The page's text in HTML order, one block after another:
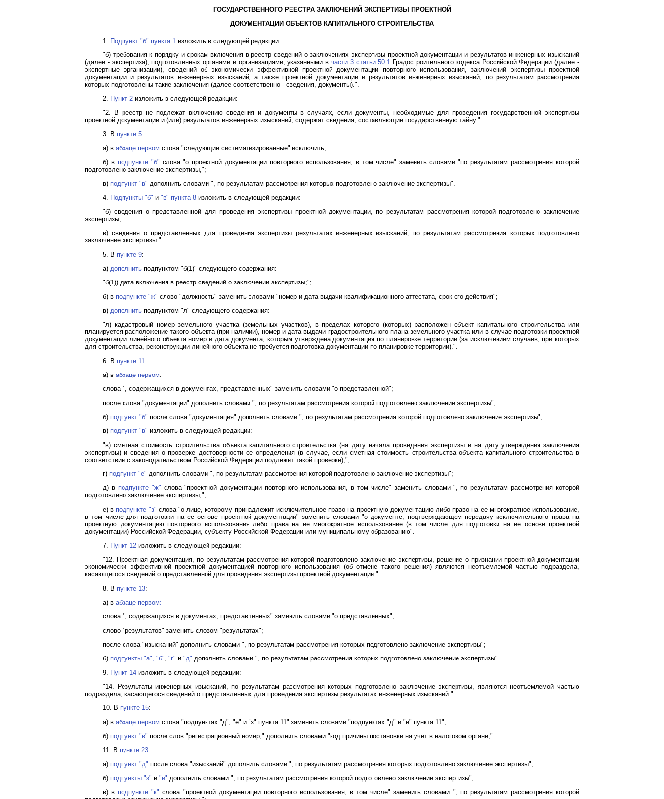
ГОСУДАРСТВЕННОГО РЕЕСТРА ЗАКЛЮЧЕНИЙ ЭКСПЕРТИЗЫ ПРОЕКТНОЙ
ДОКУМЕНТАЦИИ ОБЪЕКТОВ КАПИТАЛЬНОГО СТРОИТЕЛЬСТВА
1. Подпункт "б" пункта 1 изложить в следующей редакции:
"б) требования к порядку и срокам включения в реестр сведений о заключениях экспертизы проектной документации и результатов инженерных изысканий
(далее - экспертиза), подготовленных органами и организациями, указанными в части 3 статьи 50.1 Градостроительного кодекса Российской Федерации (далее -
экспертные организации), сведений об экономически эффективной проектной документации повторного использования, заключений экспертизы проектной
документации и результатов инженерных изысканий, а также проектной документации и результатов инженерных изысканий, по результатам рассмотрения
которых подготовлены такие заключения (далее соответственно - сведения, документы).".
2.
Пункт 2 изложить в следующей редакции:
"2. В реестр не подлежат включению сведения и документы в случаях, если документы, необходимые для проведения государственной экспертизы
проектной документации и (или) результатов инженерных изысканий, содержат сведения, составляющие государственную тайну.".
3. В пункте 5:
а) в абзаце первом слова "следующие систематизированные" исключить;
б) в подпункте "б" слова "о проектной документации повторного использования, в том числе" заменить словами "по результатам рассмотрения которой
подготовлено заключение экспертизы,";
в) подпункт "в" дополнить словами ", по результатам рассмотрения которых подготовлено заключение экспертизы".
4. Подпункты "б" и "в" пункта 8 изложить в следующей редакции:
"б) сведения о представленной для проведения экспертизы проектной документации, по результатам рассмотрения которой подготовлено заключение
экспертизы;
в) сведения о представленных для проведения экспертизы результатах инженерных изысканий, по результатам рассмотрения которых подготовлено
заключение экспертизы.".
5. В пункте 9:
а) дополнить подпунктом "б(1)" следующего содержания:
"б(1)) дата включения в реестр сведений о заключении экспертизы;";
б) в подпункте "ж" слово "должность" заменить словами "номер и дата выдачи квалификационного аттестата, срок его действия";
в) дополнить подпунктом "л" следующего содержания:
"л) кадастровый номер земельного участка (земельных участков), в пределах которого (которых) расположен объект капитального строительства или
планируется расположение такого объекта (при наличии), номер и дата выдачи градостроительного плана земельного участка или в случае подготовки проектной
документации линейного объекта номер и дата документа, которым утверждена документация по планировке территории (за исключением случаев, при которых
для строительства, реконструкции линейного объекта не требуется подготовка документации по планировке территории).".
6. В пункте 11 :
а) в абзаце первом:
слова ", содержащихся в документах, представленных" заменить словами "о представленной";
после слова "документации" дополнить словами ", по результатам рассмотрения которой подготовлено заключение экспертизы";
б) подпункт "б" после слова "документация" дополнить словами ", по результатам рассмотрения которой подготовлено заключение экспертизы";
в) подпункт "в" изложить в следующей редакции:
"в) сметная стоимость строительства объекта капитального строительства (на дату начала проведения экспертизы и на дату утверждения заключения
экспертизы) и сведения о проверке достоверности ее определения (в случае, если сметная стоимость строительства объекта капитального строительства в
соответствии с законодательством Российской Федерации подлежит такой проверке);";
г) подпункт "е" дополнить словами ", по результатам рассмотрения которой подготовлено заключение экспертизы";
д) в подпункте "ж" слова "проектной документации повторного использования, в том числе" заменить словами ", по результатам рассмотрения которой
подготовлено заключение экспертизы,";
е) в подпункте "з" слова "о лице, которому принадлежит исключительное право на проектную документацию либо право на ее многократное использование,
в том числе для подготовки на ее основе проектной документации" заменить словами "о документе, подтверждающем передачу исключительного права на
проектную документацию повторного использования либо права на ее многократное использование (в том числе для подготовки на ее основе проектной
документации) Российской Федерации, субъекту Российской Федерации или муниципальному образованию".
7.
Пункт 12 изложить в следующей редакции:
"12. Проектная документация, по результатам рассмотрения которой подготовлено заключение экспертизы, решение о признании проектной документации
экономически эффективной проектной документацией повторного использования (об отмене такого решения) являются неотъемлемой частью подраздела,
касающегося сведений о представленной для проведения экспертизы проектной документации.".
8. В пункте 13:
а) в абзаце первом:
слова ", содержащихся в документах, представленных" заменить словами "о представленных";
слово "результатов" заменить словом "результатах";
после слова "изысканий" дополнить словами ", по результатам рассмотрения которых подготовлено заключение экспертизы";
б) подпункты "а", "б", "г" и "д" дополнить словами ", по результатам рассмотрения которых подготовлено заключение экспертизы".
9. Пункт 14 изложить в следующей редакции:
"14. Результаты инженерных изысканий, по результатам рассмотрения которых подготовлено заключение экспертизы, являются неотъемлемой частью
подраздела, касающегося сведений о представленных для проведения экспертизы результатах инженерных изысканий.".
10. В пункте 15:
а) в абзаце первом слова "подпунктах "д", "е" и "з" пункта 11" заменить словами "подпунктах "д" и "е" пункта 11";
б) подпункт "в" после слов "регистрационный номер," дополнить словами "код причины постановки на учет в налоговом органе,".
11. В пункте 23:
а) подпункт "д" после слова "изысканий" дополнить словами ", по результатам рассмотрения которых подготовлено заключение экспертизы";
б) подпункты "з" и "и" дополнить словами ", по результатам рассмотрения которой подготовлено заключение экспертизы";
в) в подпункте "к" слова "проектной документации повторного использования, в том числе" заменить словами ", по результатам рассмотрения которой